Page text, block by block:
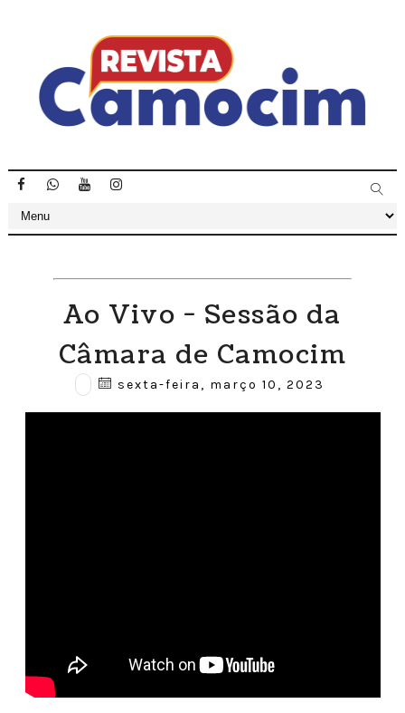
Ao Vivo - Sessão da
Câmara de Camocim
sexta-feira, março 10, 2023